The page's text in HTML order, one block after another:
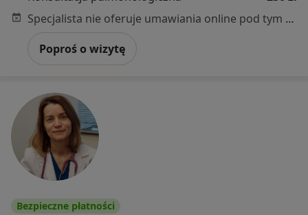
Specjalista nie oferuje umawiania online pod tym adresem.
Poproś o wizytę
Bezpieczne płatności